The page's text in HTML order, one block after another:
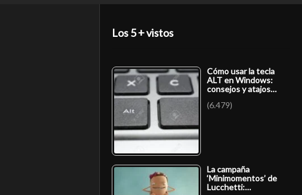
Los 5 + vistos
Cómo usar la tecla
ALT en Windows:
consejos y atajos…
(6.479)
La campaña
‘Minimomentos’ de
Lucchetti:…